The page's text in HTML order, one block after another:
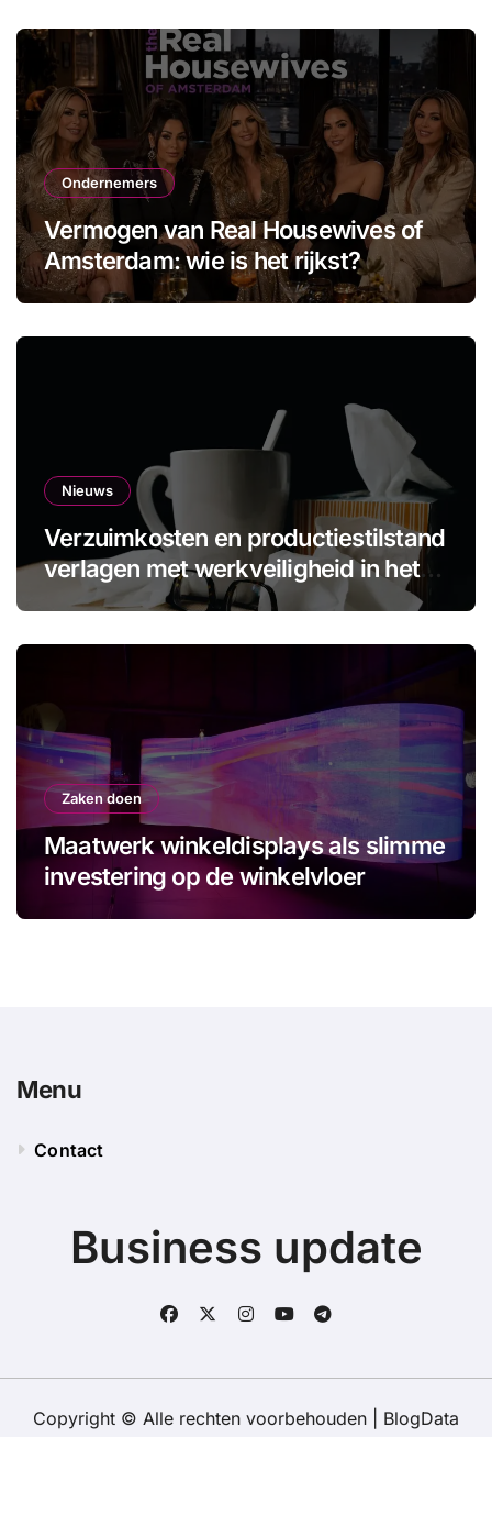
Ondernemers
Vermogen van Real Housewives of
Amsterdam: wie is het rijkst?
Nieuws
Verzuimkosten en productiestilstand
verlagen met werkveiligheid in het
MKB
Zaken doen
Maatwerk winkeldisplays als slimme
investering op de winkelvloer
Menu
Contact
Business update
Copyright © Alle rechten voorbehouden
BlogData